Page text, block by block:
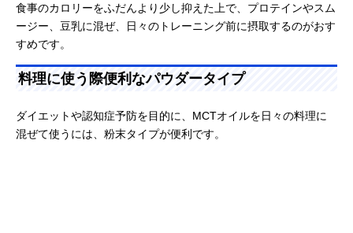
食事のカロリーをふだんより少し抑えた上で、プロテインやスム
ージー、豆乳に混ぜ、日々のトレーニング前に摂取するのがおす
すめです。
料理に使う際便利なパウダータイプ
ダイエットや認知症予防を目的に、MCTオイルを日々の料理に
混ぜて使うには、粉末タイプが便利です。